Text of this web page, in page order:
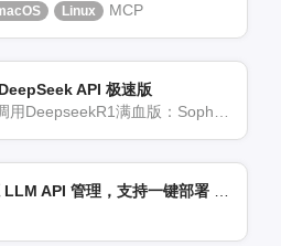
Linux MCP
API 极速版